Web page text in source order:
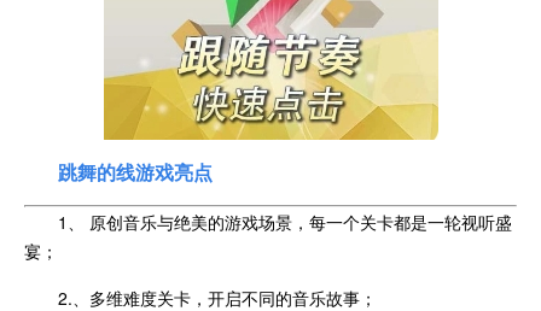
跳舞的线游戏亮点
1、 原创音乐与绝美的游戏场景，每一个关卡都是一轮视听盛
宴；
2.、多维难度关卡，开启不同的音乐故事；